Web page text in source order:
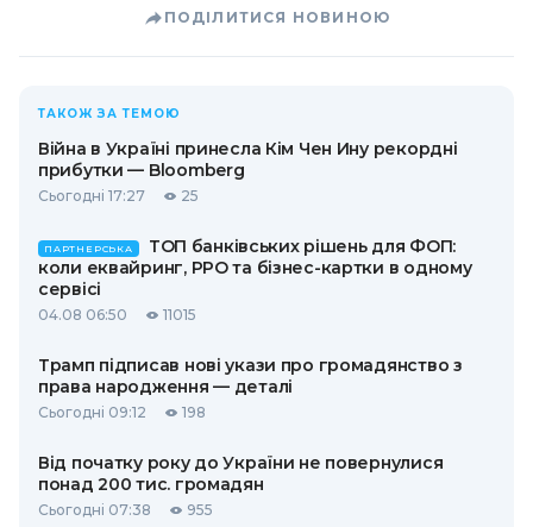
ПОДІЛИТИСЯ НОВИНОЮ
ТАКОЖ ЗА ТЕМОЮ
Війна в Україні принесла Кім Чен Ину рекордні
прибутки — Bloomberg
Сьогодні 17:27 25
ПАРТНЕРСЬКА
ТОП банківських рішень для ФОП:
коли еквайринг, РРО та бізнес-картки в одному
сервісі
04.08 06:50 11015
Трамп підписав нові укази про громадянство з
права народження — деталі
Сьогодні 09:12 198
Від початку року до України не повернулися
понад 200 тис. громадян
Сьогодні 07:38 955